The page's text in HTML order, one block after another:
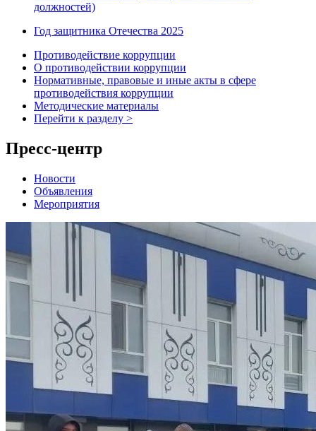
должностей)
Год защитника Отечества 2025
Противодействие коррупции
О противодействии коррупции
Нормативные, правовые и иные акты в сфере
противодействия коррупции
Методические материалы
Перейти к разделу >
Пресс-центр
Новости
Объявления
Мероприятия